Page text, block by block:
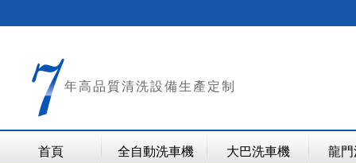
年高品質清洗設備生產定制
首頁 全自動洗車機 大巴洗車機 龍